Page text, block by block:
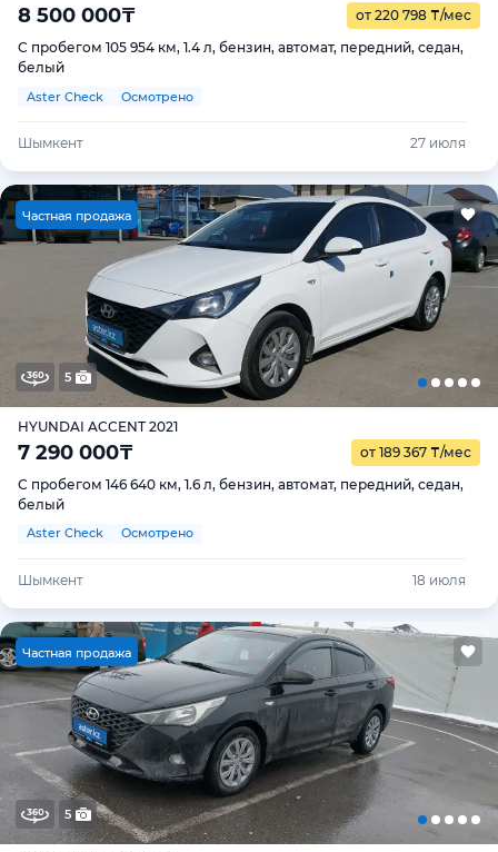
8 500 000₸ от 220 798 ₸/мес
С пробегом 105 954 км, 1.4 л, бензин, автомат, передний, седан,
белый
Aster Check Осмотрено
Шымкент 27 июля
Частная продажа
5
HYUNDAI ACCENT 2021
7 290 000₸ от 189 367 ₸/мес
С пробегом 146 640 км, 1.6 л, бензин, автомат, передний, седан,
белый
Aster Check Осмотрено
Шымкент 18 июля
Частная продажа
5